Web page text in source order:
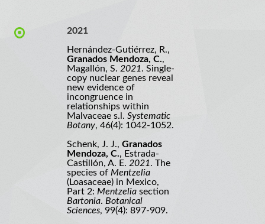
2021
Hernández-Gutiérrez, R.,
Granados Mendoza, C.,
Magallón, S. 2021. Single-
copy nuclear genes reveal
new evidence of
incongruence in
relationships within
Malvaceae s.l. Systematic
Botany, 46(4): 1042-1052.
Schenk, J. J., Granados
Mendoza, C., Estrada-
Castillón, A. E. 2021. The
species of Mentzelia
(Loasaceae) in Mexico,
Part 2: Mentzelia section
Bartonia. Botanical
Sciences, 99(4): 897-909.